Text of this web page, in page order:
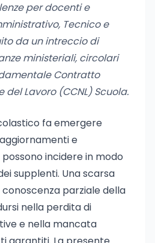
per docenti e
Tecnico e
da un intreccio di
ministeriali, circolari
Contratto
del Lavoro (CCNL) Scuola.
fa emergere
e
incidere in modo
supplenti. Una scarsa
parziale della
nella perdita di
e nella mancata